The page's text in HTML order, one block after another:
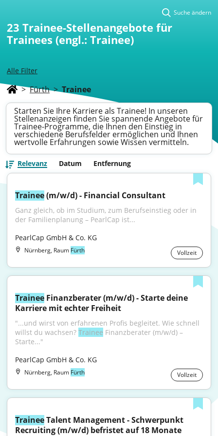
Alle Filter
Suche ändern
23 Trainee-Stellenangebote für
Trainees (engl.: Trainee)
> Fürth > Trainee
Starten Sie Ihre Karriere als Trainee! In unseren
Stellenanzeigen finden Sie spannende Angebote für
Trainee-Programme, die Ihnen den Einstieg in
verschiedene Berufsfelder ermöglichen und Ihnen
wertvolle Erfahrungen sowie Wissen vermitteln.
Relevanz Datum Entfernung
Trainee (m/w/d) - Financial Consultant
Ganz gleich, ob im Studium, zum Berufseinstieg oder in
der Familienplanung – PearlCap ist...
PearlCap GmbH & Co. KG
Nürnberg, Raum Fürth Vollzeit
Trainee Finanzberater (m/w/d) - Starte deine
Karriere mit echter Freiheit
"...und wirst von erfahrenen Profis begleitet. Wie schnell
willst du wachsen? Trainee Finanzberater (m/w/d) –
Starte..."
PearlCap GmbH & Co. KG
Nürnberg, Raum Fürth Vollzeit
Trainee Talent Management - Schwerpunkt
Recruiting (m/w/d) befristet auf 18 Monate